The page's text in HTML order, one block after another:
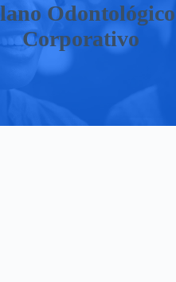
Odontológico
Corporativo